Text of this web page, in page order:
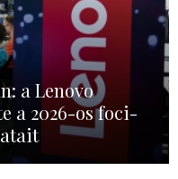
a Lenovo
a 2026-os foci-